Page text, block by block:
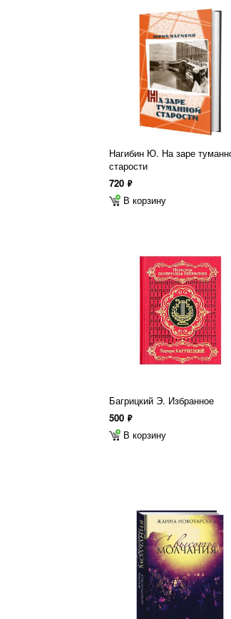
Нагибин Ю. На заре
старости
720 ф
В корзину
Багрицкий Э. Избранное
500 ф
В корзину